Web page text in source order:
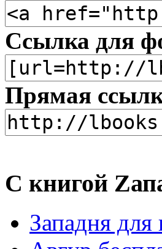
Ссылка для
Прямая
С книгой
Западня для